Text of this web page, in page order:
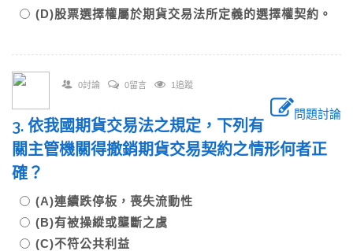
(D)股票選擇權屬於期貨交易法所定義的選擇權契約。
0討論 0留言 1追蹤
問題討論
3. 依我國期貨交易法之規定，下列有
關主管機關得撤銷期貨交易契約之情形何者正
確？
(A)連續跌停板，喪失流動性
(B)有被操縱或壟斷之虞
(C)不符公共利益